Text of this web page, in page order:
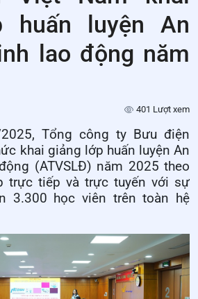
huấn luyện An
lao động năm
401 Lượt xem
Tổng công ty Bưu điện
khai giảng lớp huấn luyện An
(ATVSLĐ) năm 2025 theo
trực tiếp và trực tuyến với sự
3.300 học viên trên toàn hệ